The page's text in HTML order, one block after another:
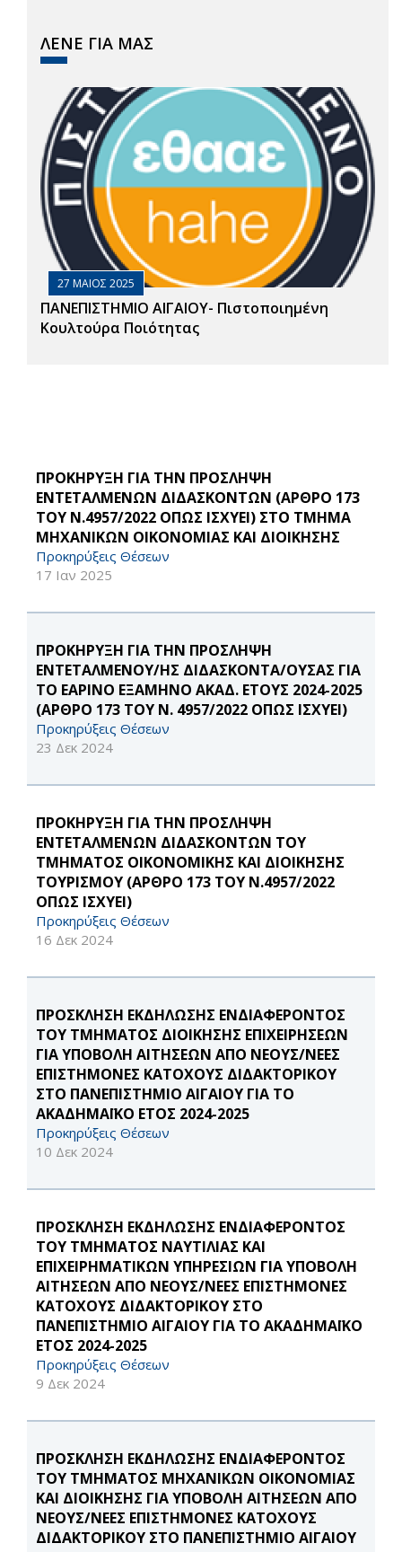
ΛΕΝΕ ΓΙΑ ΜΑΣ
27 ΜΑΙΟΣ 2025
ΠΑΝΕΠΙΣΤΗΜΙΟ ΑΙΓΑΙΟΥ- Πιστοποιημένη
Κουλτούρα Ποιότητας
ΠΡΟΚΗΡΥΞΗ ΓΙΑ ΤΗΝ ΠΡΟΣΛΗΨΗ
ΕΝΤΕΤΑΛΜΕΝΩΝ ΔΙΔΑΣΚΟΝΤΩΝ (ΑΡΘΡΟ 173
ΤΟΥ Ν.4957/2022 ΟΠΩΣ ΙΣΧΥΕΙ) ΣΤΟ ΤΜΗΜΑ
ΜΗΧΑΝΙΚΩΝ ΟΙΚΟΝΟΜΙΑΣ ΚΑΙ ΔΙΟΙΚΗΣΗΣ
Προκηρύξεις Θέσεων
17 Ιαν 2025
ΠΡΟΚΗΡΥΞΗ ΓΙΑ ΤΗΝ ΠΡΟΣΛΗΨΗ
ΕΝΤΕΤΑΛΜΕΝΟΥ/ΗΣ ΔΙΔΑΣΚΟΝΤΑ/ΟΥΣΑΣ ΓΙΑ
ΤΟ ΕΑΡΙΝΟ ΕΞΑΜΗΝΟ ΑΚΑΔ. ΕΤΟΥΣ 2024-2025
(ΑΡΘΡΟ 173 ΤΟΥ Ν. 4957/2022 ΟΠΩΣ ΙΣΧΥΕΙ)
Προκηρύξεις Θέσεων
23 Δεκ 2024
ΠΡΟΚΗΡΥΞΗ ΓΙΑ ΤΗΝ ΠΡΟΣΛΗΨΗ
ΕΝΤΕΤΑΛΜΕΝΩΝ ΔΙΔΑΣΚΟΝΤΩΝ ΤΟΥ
ΤΜΗΜΑΤΟΣ ΟΙΚΟΝΟΜΙΚΗΣ ΚΑΙ ΔΙΟΙΚΗΣΗΣ
ΤΟΥΡΙΣΜΟΥ (ΑΡΘΡΟ 173 ΤΟΥ Ν.4957/2022
ΟΠΩΣ ΙΣΧΥΕΙ)
Προκηρύξεις Θέσεων
16 Δεκ 2024
ΠΡΟΣΚΛΗΣΗ ΕΚΔΗΛΩΣΗΣ ΕΝΔΙΑΦΕΡΟΝΤΟΣ
ΤΟΥ ΤΜΗΜΑΤΟΣ ΔΙΟΙΚΗΣΗΣ ΕΠΙΧΕΙΡΗΣΕΩΝ
ΓΙΑ ΥΠΟΒΟΛΗ ΑΙΤΗΣΕΩΝ ΑΠΟ ΝΕΟΥΣ/ΝΕΕΣ
ΕΠΙΣΤΗΜΟΝΕΣ ΚΑΤΟΧΟΥΣ ΔΙΔΑΚΤΟΡΙΚΟΥ
ΣΤΟ ΠΑΝΕΠΙΣΤΗΜΙΟ ΑΙΓΑΙΟΥ ΓΙΑ ΤΟ
ΑΚΑΔΗΜΑΪΚΟ ΕΤΟΣ 2024-2025
Προκηρύξεις Θέσεων
10 Δεκ 2024
ΠΡΟΣΚΛΗΣΗ ΕΚΔΗΛΩΣΗΣ ΕΝΔΙΑΦΕΡΟΝΤΟΣ
ΤΟΥ ΤΜΗΜΑΤΟΣ ΝΑΥΤΙΛΙΑΣ ΚΑΙ
ΕΠΙΧΕΙΡΗΜΑΤΙΚΩΝ ΥΠΗΡΕΣΙΩΝ ΓΙΑ ΥΠΟΒΟΛΗ
ΑΙΤΗΣΕΩΝ ΑΠΟ ΝΕΟΥΣ/ΝΕΕΣ ΕΠΙΣΤΗΜΟΝΕΣ
ΚΑΤΟΧΟΥΣ ΔΙΔΑΚΤΟΡΙΚΟΥ ΣΤΟ
ΠΑΝΕΠΙΣΤΗΜΙΟ ΑΙΓΑΙΟΥ ΓΙΑ ΤΟ ΑΚΑΔΗΜΑΪΚΟ
ΕΤΟΣ 2024-2025
Προκηρύξεις Θέσεων
9 Δεκ 2024
ΠΡΟΣΚΛΗΣΗ ΕΚΔΗΛΩΣΗΣ ΕΝΔΙΑΦΕΡΟΝΤΟΣ
ΤΟΥ ΤΜΗΜΑΤΟΣ ΜΗΧΑΝΙΚΩΝ ΟΙΚΟΝΟΜΙΑΣ
ΚΑΙ ΔΙΟΙΚΗΣΗΣ ΓΙΑ ΥΠΟΒΟΛΗ ΑΙΤΗΣΕΩΝ ΑΠΟ
ΝΕΟΥΣ/ΝΕΕΣ ΕΠΙΣΤΗΜΟΝΕΣ ΚΑΤΟΧΟΥΣ
ΔΙΔΑΚΤΟΡΙΚΟΥ ΣΤΟ ΠΑΝΕΠΙΣΤΗΜΙΟ ΑΙΓΑΙΟΥ